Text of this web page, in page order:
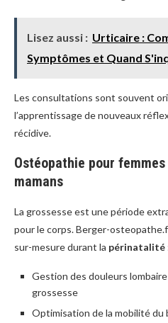
Lisez aussi : Urticaire :
Symptômes et Quand
Les consultations sont souvent
l’apprentissage de nouveaux
récidive.
Ostéopathie pour
mamans
La grossesse est une période
pour le corps. Berger-
sur-mesure durant la périnatalité
Gestion des douleurs
grossesse
Optimisation de la mobilité du